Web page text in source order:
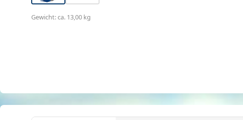
Gewicht: ca. 13,00 kg